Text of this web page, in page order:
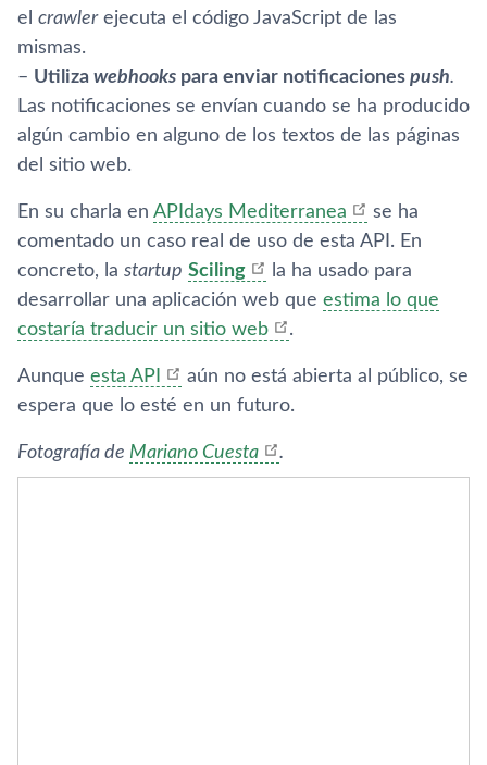
el crawlerejecuta el código JavaScript de las
mismas.
– Utiliza webhooks para enviar notificaciones push.
Las notificaciones se enví­an cuando se ha producido
algún cambio en alguno de los textos de las páginas
del sitio web.
En su charla en APIdays Mediterranea
se ha
comentado un caso real de uso de esta API. En
concreto, la startup Sciling
la ha usado para
desarrollar una aplicación web que estima lo que
costarí­a traducir un sitio web
.
Aunque esta API
aún no está abierta al público, se
espera que lo esté en un futuro.
Fotografí­a de Mariano Cuesta .